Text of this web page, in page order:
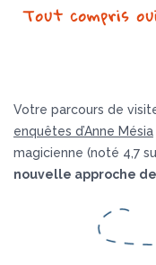
Tout compris
Votre parcours de
enquêtes d’Anne Mésia
magicienne (noté 4,7
nouvelle approche